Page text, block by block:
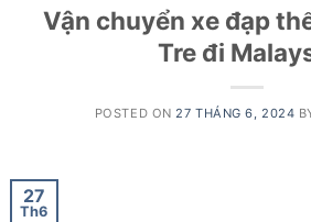
Vận chuyển xe đạp
Tre đi
POSTED ON 27 THÁNG 6, 2024
27
Th6